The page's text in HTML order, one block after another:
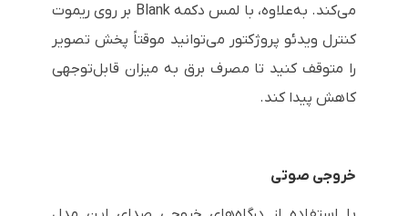
می‌کند. به‌علاوه، با لمس دکمهBlank بر روی ریموت
کنترل ویدئو پروژکتور می‌توانید موقتاً پخش تصویر
را متوقف کنید تا مصرف برق به میزان قابل‌توجهی
کاهش پیدا کند.
خروجی صوتی